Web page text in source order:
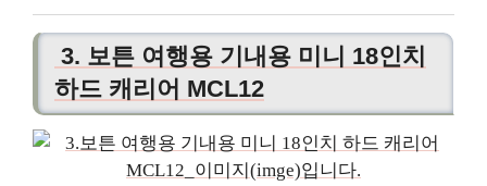
3. 보튼 여행용 기내용 미니 18인치
하드 캐리어 MCL12